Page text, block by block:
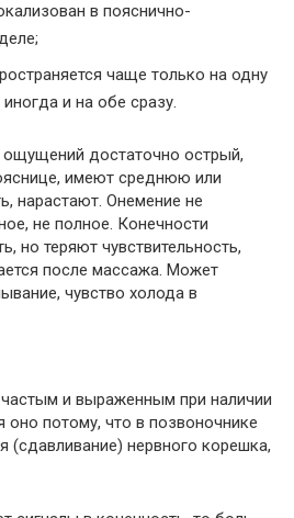
в пояснично-
чаще только на одну
и на обе сразу.
ощущений достаточно острый,
имеют среднюю или
нарастают. Онемение не
не полное. Конечности
но теряют чувствительность,
после массажа. Может
чувство холода в
и выраженным при наличии
оно потому, что в позвоночнике
(сдавливание) нервного корешка,